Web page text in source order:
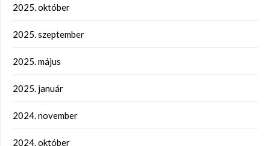
2025. október
2025. szeptember
2025. május
2025. január
2024. november
2024. október